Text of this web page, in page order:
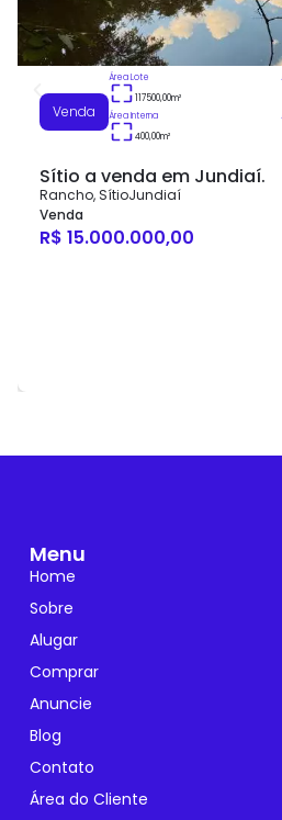
Venda
Área Lote
117500,00m²
Área Interna
400,00m²
Sítio a venda em Jundiaí.
Rancho,SítioJundiaí
Venda
R$ 15.000.000,00
Menu
Home
Sobre
Alugar
Comprar
Anuncie
Blog
Contato
Área do Cliente